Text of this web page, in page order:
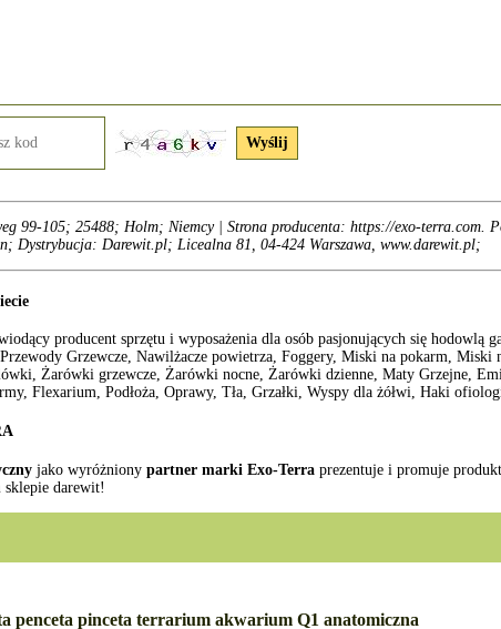
99-105; 25488; Holm; Niemcy | Strona producenta: https://exo-terra.com.
Dystrybucja: Darewit.pl; Licealna 81, 04-424 Warszawa, www.darewit.pl;
producent sprzętu i wyposażenia dla osób pasjonujących się
Grzewcze, Nawilżacze powietrza, Foggery, Miski na pokarm, Miski
Żarówki grzewcze, Żarówki nocne, Żarówki dzienne, Maty Grzejne,
Flexarium, Podłoża, Oprawy, Tła, Grzałki, Wyspy dla żółwi, Haki
jako wyróżniony partner marki Exo-Terra prezentuje i promuje
sklepie darewit!
penceta pinceta terrarium akwarium Q1 anatomiczna